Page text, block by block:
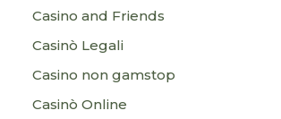
Casino and Friends
Casinò Legali
Casino non gamstop
Casinò Online